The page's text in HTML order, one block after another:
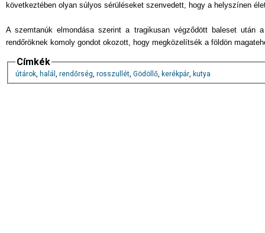
következtében olyan súlyos sérüléseket szenvedett, hogy a helyszínen
A szemtanúk elmondása szerint a tragikusan végződött baleset
rendőröknek komoly gondot okozott, hogy megközelítsék a földön
Címkék
útárok, halál , rendőrség, rosszullét, Gödöllő, kerékpár, kutya